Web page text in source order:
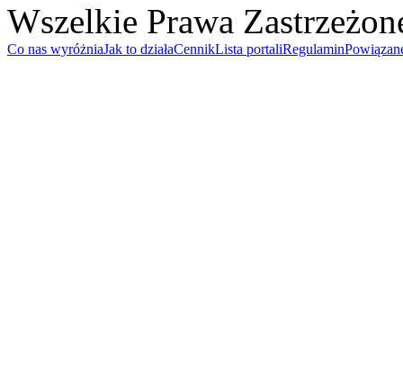
Wszelkie Prawa
Co nas wyróżniaJak to działaCennikLista portaliRegulamin